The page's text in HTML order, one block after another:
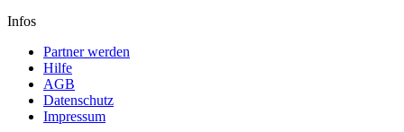
Infos
Partner werden
Hilfe
AGB
Datenschutz
Impressum